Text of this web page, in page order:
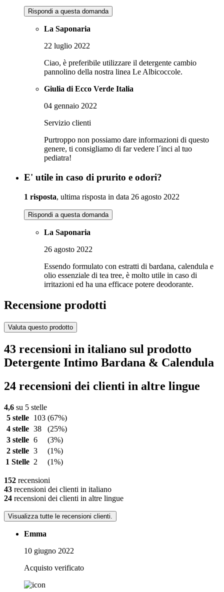
Rispondi a questa domanda
La Saponaria
22 luglio 2022
Ciao, è preferibile utilizzare il detergente cambio
pannolino della nostra linea Le Albicoccole.
Giulia di Ecco Verde Italia
04 gennaio 2022
Servizio clienti
Purtroppo non possiamo dare informazioni di questo
genere, ti consigliamo di far vedere l´inci al tuo
pediatra!
E' utile in caso di prurito e odori?
1 risposta, ultima risposta in data 26 agosto 2022
Rispondi a questa domanda
La Saponaria
26 agosto 2022
Essendo formulato con estratti di bardana, calendula e
olio essenziale di tea tree, è molto utile in caso di
irritazioni ed ha una efficace potere deodorante.
Recensione prodotti
Valuta questo prodotto
43 recensioni in italiano sul prodotto
Detergente Intimo Bardana & Calendula
24 recensioni dei clienti in altre lingue
4,6 su 5 stelle
5 stelle
103 (67%)
4 stelle 38
(25%)
3 stelle 6
(3%)
2 stelle 3
(1%)
1 Stelle 2 (1%)
152 recensioni
43 recensioni dei clienti in italiano
24 recensioni dei clienti in altre lingue
Visualizza tutte le recensioni clienti.
Emma
10 giugno 2022
Acquisto verificato